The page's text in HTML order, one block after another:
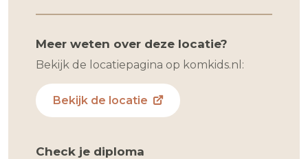
Meer weten over deze locatie?
Bekijk de locatiepagina op komkids.nl:
Bekijk de locatie
Check je diploma